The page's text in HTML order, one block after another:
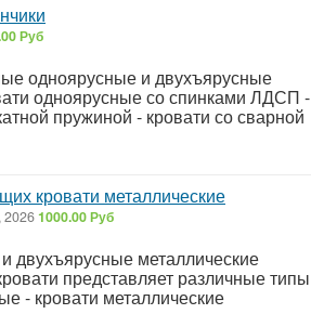
Руб
одноярусные и двухъярусные
одноярусные со спинками ЛДСП -
пружиной - кровати со сварной
кровати металлические
20261000.00 Руб
двухъярусные металлические
представляет различные типы
- кровати металлические